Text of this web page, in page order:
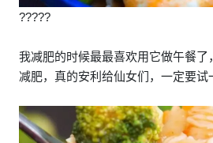
?????
我减肥的时候最最喜欢用它做午餐了
减肥，真的安利给仙女们，一定要试